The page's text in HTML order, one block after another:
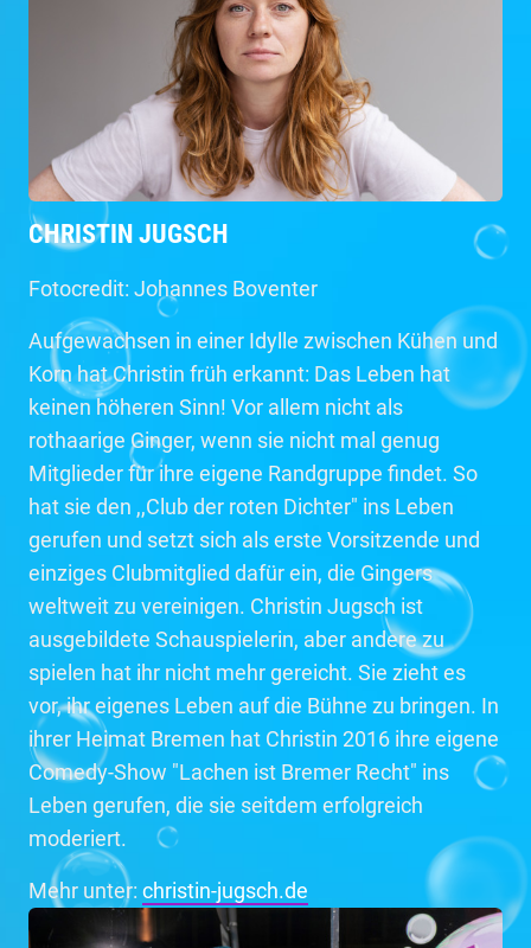
CHRISTIN JUGSCH
Fotocredit: Johannes Boventer
Aufgewachsen in einer Idylle zwischen Kühen und
Korn hat Christin früh erkannt: Das Leben hat
keinen höheren Sinn! Vor allem nicht als
rothaarige Ginger, wenn sie nicht mal genug
Mitglieder für ihre eigene Randgruppe findet. So
hat sie den ,,Club der roten Dichter" ins Leben
gerufen und setzt sich als erste Vorsitzende und
einziges Clubmitglied dafür ein, die Gingers
weltweit zu vereinigen. Christin Jugsch ist
ausgebildete Schauspielerin, aber andere zu
spielen hat ihr nicht mehr gereicht. Sie zieht es
vor, ihr eigenes Leben auf die Bühne zu bringen. In
ihrer Heimat Bremen hat Christin 2016 ihre eigene
Comedy-Show "Lachen ist Bremer Recht" ins
Leben gerufen, die sie seitdem erfolgreich
moderiert.
Mehr unter: christin-jugsch.de